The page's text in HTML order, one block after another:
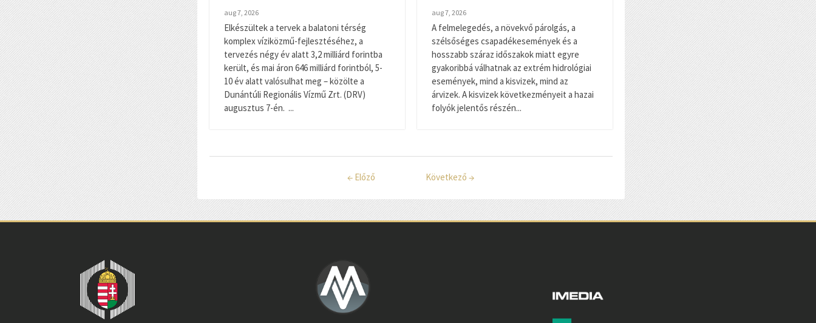
aug 7, 2026
Elkészültek a tervek a balatoni térség
komplex víziközmű-fejlesztéséhez, a
tervezés négy év alatt 3,2 milliárd forintba
került, és mai áron 646 milliárd forintból, 5-
10 év alatt valósulhat meg – közölte a
Dunántúli Regionális Vízmű Zrt. (DRV)
augusztus 7-én. ...
aug 7, 2026
A felmelegedés, a növekvő párolgás, a
szélsőséges csapadékesemények és a
hosszabb száraz időszakok miatt egyre
gyakoribbá válhatnak az extrém hidrológiai
események, mind a kisvizek, mind az
árvizek. A kisvizek következményeit a hazai
folyók jelentős részén...
← Előző Következő →